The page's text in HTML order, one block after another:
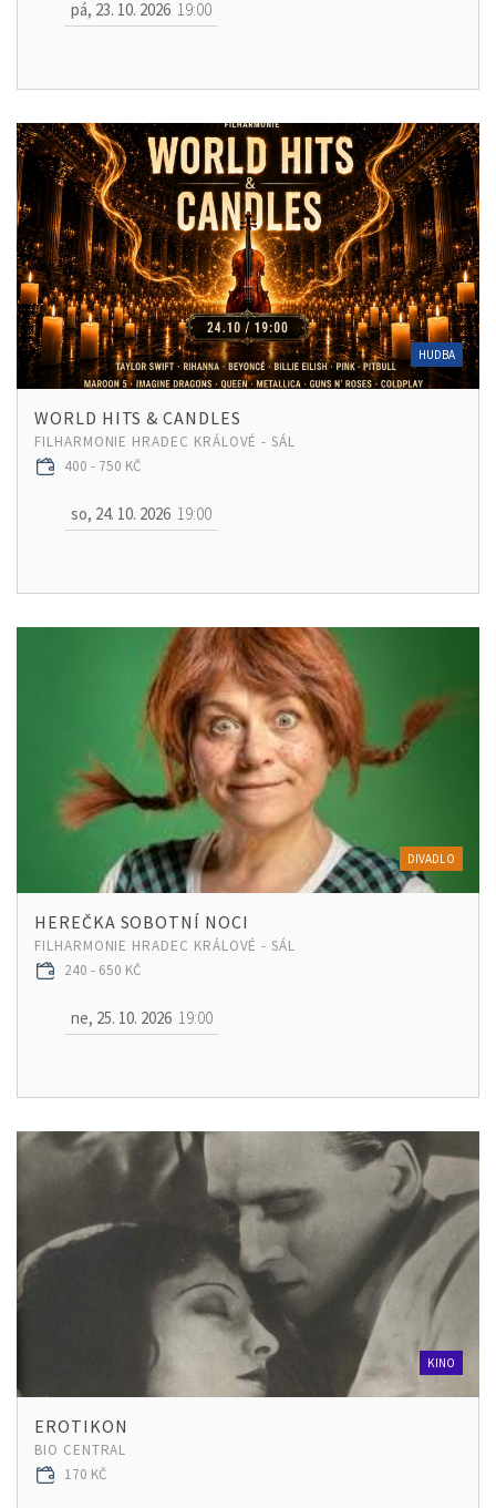
pá, 23. 10. 2026 19:00
HUDBA
WORLD HITS & CANDLES
FILHARMONIE HRADEC KRÁLOVÉ - SÁL
400 - 750 KČ
so, 24. 10. 2026 19:00
DIVADLO
HEREČKA SOBOTNÍ NOCI
FILHARMONIE HRADEC KRÁLOVÉ - SÁL
240 - 650 KČ
ne, 25. 10. 2026 19:00
KINO
EROTIKON
BIO CENTRAL
170 KČ